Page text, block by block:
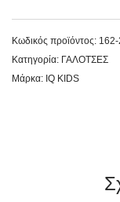
Κωδικός προϊόντος:
Κατηγορία: ΓΑΛΟΤΣΕΣ
Μάρκα: IQ KIDS